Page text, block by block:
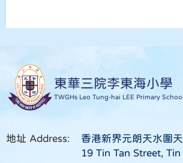
東華三院李東海小學
TWGHs Leo Tung-hai LEE Primary School
地址 Address:
香港新界元朗天水圍
19 Tin Tan Street, Tin